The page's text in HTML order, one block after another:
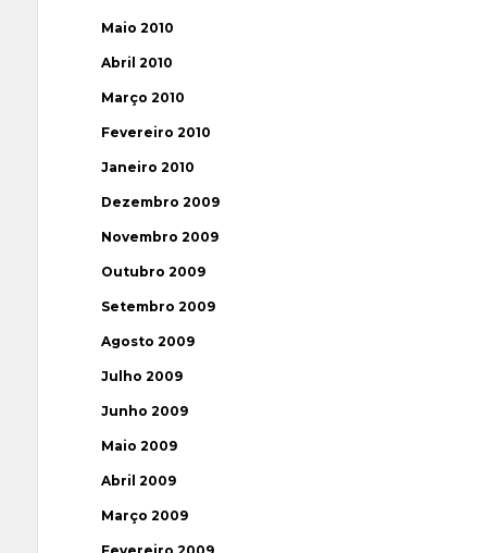
Maio 2010
Abril 2010
Março 2010
Fevereiro 2010
Janeiro 2010
Dezembro 2009
Novembro 2009
Outubro 2009
Setembro 2009
Agosto 2009
Julho 2009
Junho 2009
Maio 2009
Abril 2009
Março 2009